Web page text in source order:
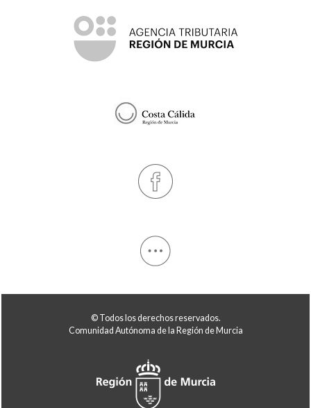
© Todos los derechos reservados.
Comunidad Autónoma de la Región de Murcia